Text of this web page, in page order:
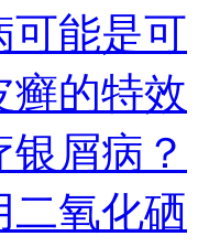
可能是可
癣的特效
屑病？
二氧化硒